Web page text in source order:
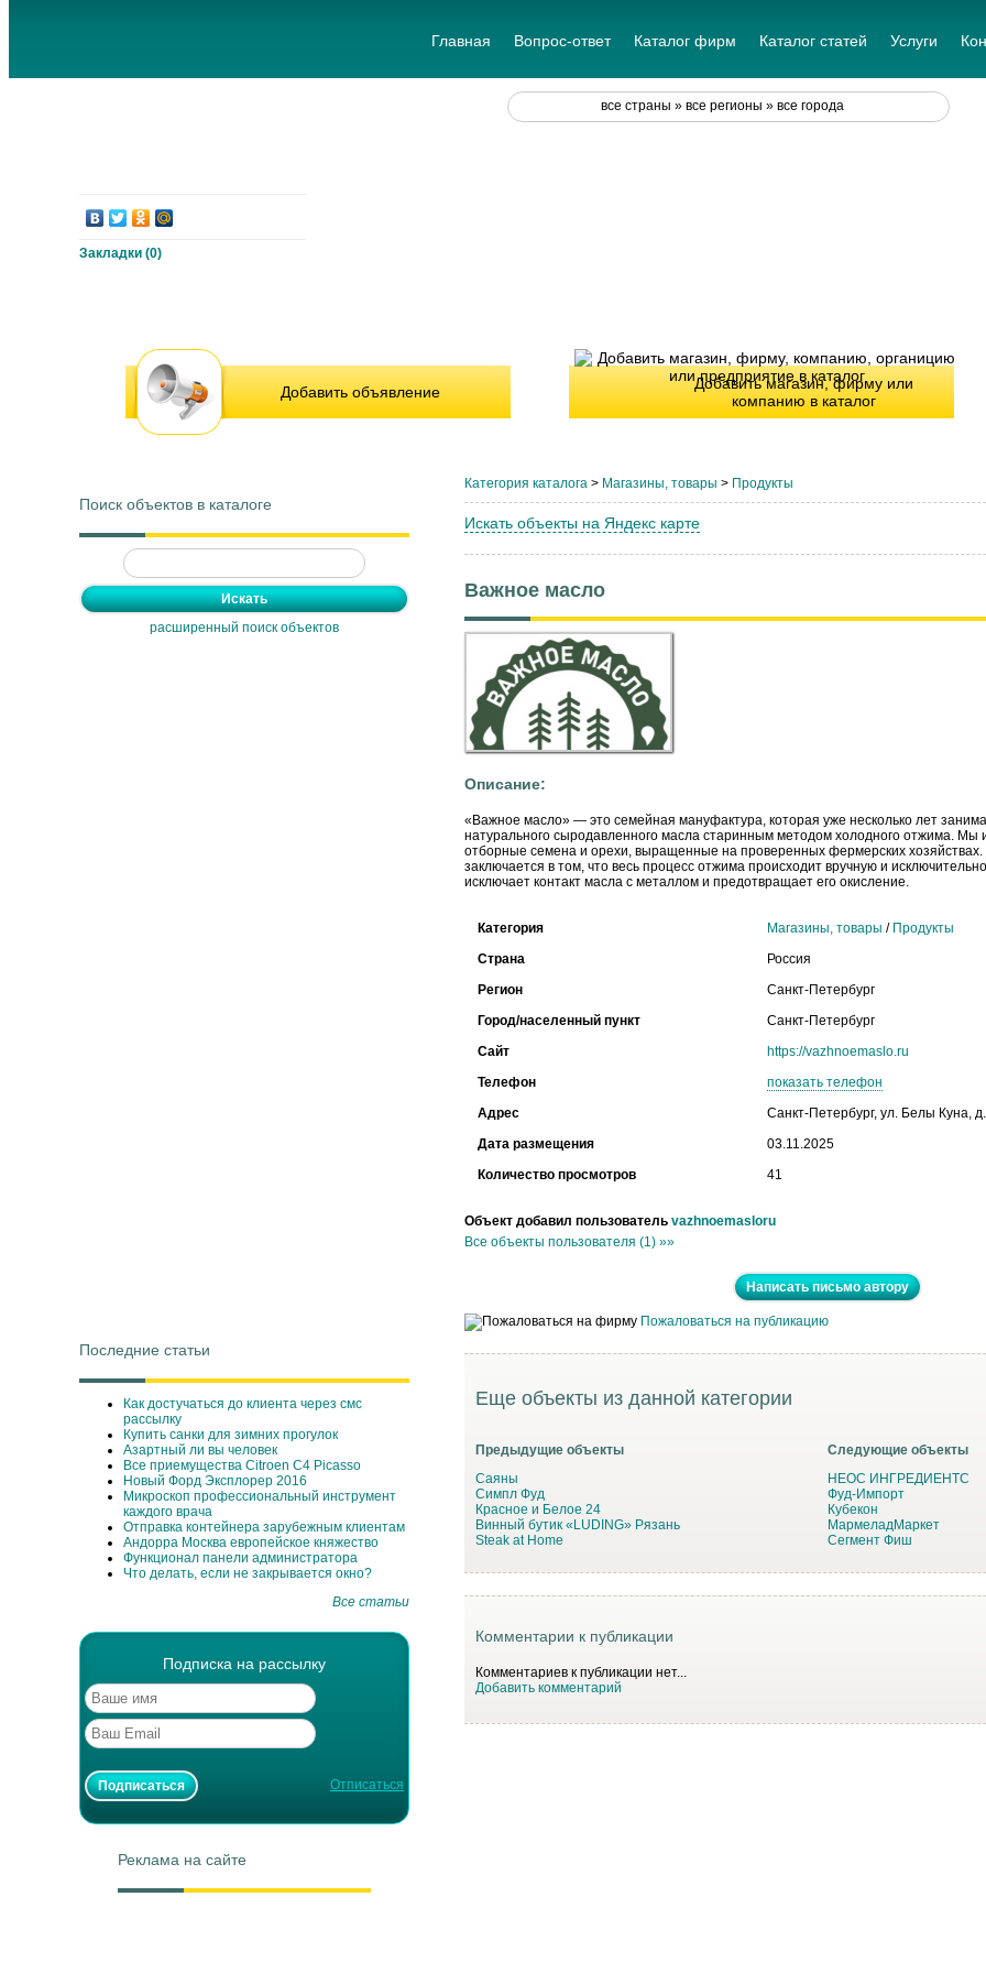
Главная Вопрос-ответ Каталог фирм Каталог статей Услуги
Закладки (0)
все страны » все регионы » все города
Добавить объявление
Добавить магазин, фирму или
компанию в каталог
Поиск объектов в каталоге
расширенный поиск объектов
Последние статьи
Как достучаться до клиента через смс
рассылку
Купить санки для зимних прогулок
Азартный ли вы человек
Все приемущества Сitroen C4 Picasso
Новый Форд Эксплорер 2016
Микроскоп профессиональный инструмент
каждого врача
Отправка контейнера зарубежным клиентам
Андорра Москва европейское княжество
Функционал панели администратора
Что делать, если не закрывается окно?
Все статьи
Подписка на рассылку
Отписаться
Реклама на сайте
Категория каталога > Магазины, товары > Продукты
Искать объекты на Яндекс карте
Важное масло
Описание:
«Важное масло» — это семейная мануфактура, которая уже несколько лет
натурального сыродавленного масла старинным методом холодного отжима. Мы
отборные семена и орехи, выращенные на проверенных фермерских
заключается в том, что весь процесс отжима происходит вручную и
исключает контакт масла с металлом и предотвращает его окисление.
Категория Магазины, товары / Продукты
Страна
Россия
Регион
Санкт-Петербург
Город/населенный пункт
Санкт-Петербург
Сайт
https://vazhnoemaslo.ru
Телефон
показать телефон
Адрес
Санкт-Петербург, ул. Белы Куна,
Дата размещения
03.11.2025
Количество просмотров
41
Объект добавил пользователь vazhnoemasloru
Все объекты пользователя (1) »»
Написать письмо автору
Пожаловаться на публикацию
Еще объекты из данной категории
Предыдущие объекты
Саяны
Симпл Фуд
Красное и Белое 24
Винный бутик «LUDING» Рязань
Steak at Home
Следующие объекты
НЕОС ИНГРЕДИЕНТС
Фуд-Импорт
Кубекон
МармеладМаркет
Сегмент Фиш
Комментарии к публикации
Комментариев к публикации нет...
Добавить комментарий